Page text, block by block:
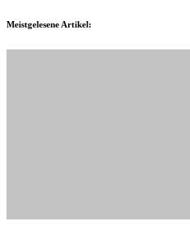
Meistgelesene Artikel: